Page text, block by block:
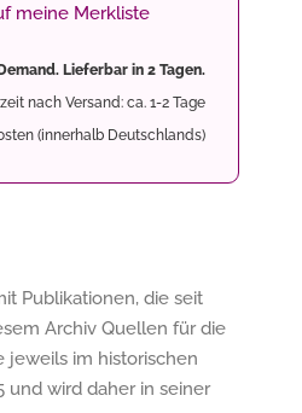
meine Merkliste
Lieferbar in 2 Tagen.
nach Versand: ca. 1-2 Tage
(innerhalb Deutschlands)
Publikationen, die seit
Archiv Quellen für die
jeweils im historischen
und wird daher in seiner